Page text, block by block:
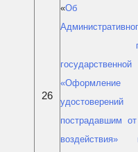
26
«Об
«Оформление
удостоверений
пострадавшим от